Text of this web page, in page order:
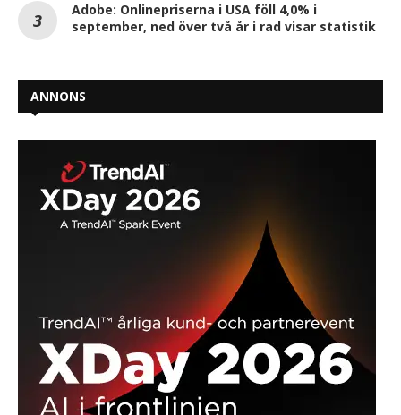
Adobe: Onlinepriserna i USA föll 4,0% i
september, ned över två år i rad visar statistik
ANNONS